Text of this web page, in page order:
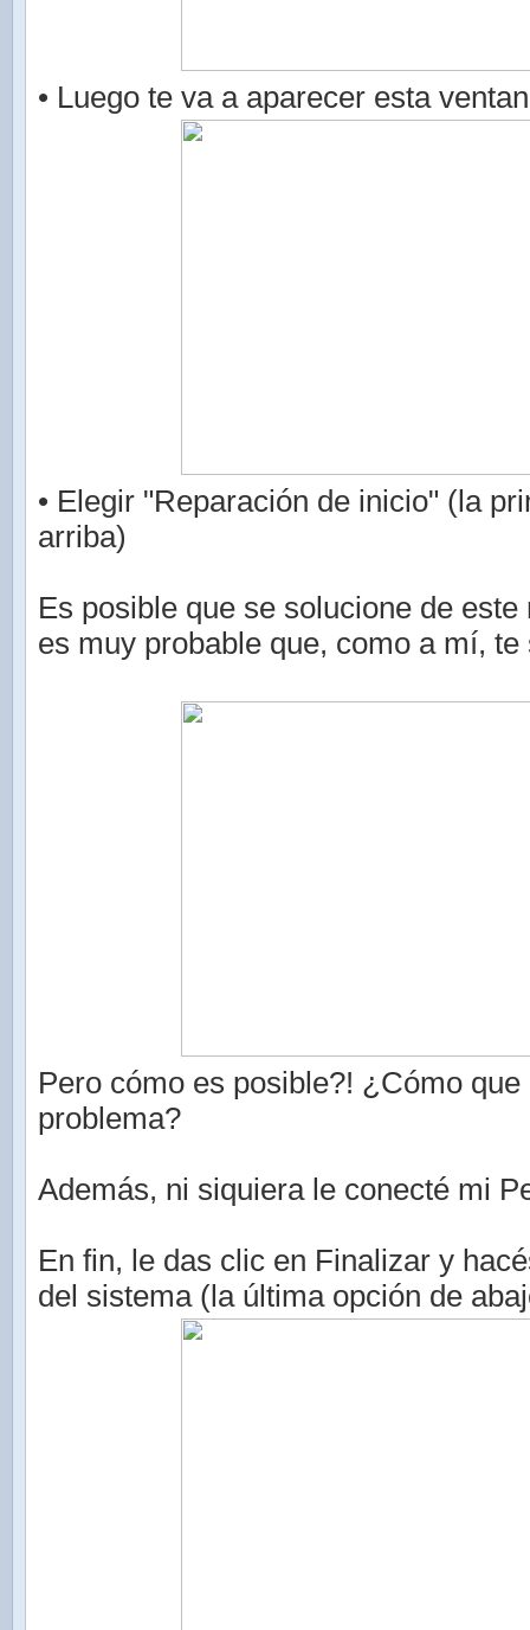
• Luego te va a aparecer esta
• Elegir "Reparación de inicio" (la
arriba)
Es posible que se solucione de
es muy probable que, como a mí,
Pero cómo es posible?! ¿Cómo que
problema?
Además, ni siquiera le conecté mi
En fin, le das clic en Finalizar y
del sistema (la última opción de